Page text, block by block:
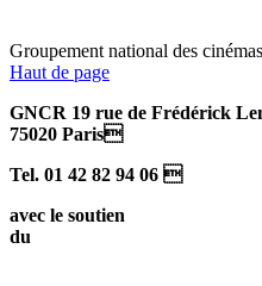
Groupement national des
Haut de page
GNCR 19 rue de Frédérick
75020 Paris
Tel. 01 42 82 94 06 
avec le soutien
du